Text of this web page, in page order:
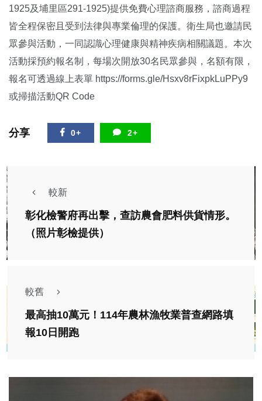
1925及埔里區291-1925)提供免費心理諮商服務，諮商過程
皆全程保密且受到法律與專業倫理的保護。衛生局也邀請民
眾參與活動，一同認識心理健康與精神疾病相關議題。本次
活動採預約報名制，每場次開放30名民眾參與，名額有限，
報名可透過線上表單 https://forms.gle/Hsxv8rFixpkLuPPy9
或掃描活動QR Code
分享 0+ 2+
較新
彰化檢警府再出擊，查訪農會肥料供貨情形。
（照片彰檢提供）
較舊
最高抽10萬元！114年農林漁牧業普查網路填
報10日開跑